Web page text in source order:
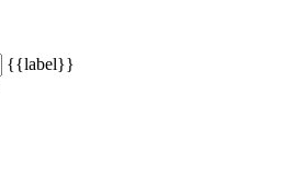
{{label}}